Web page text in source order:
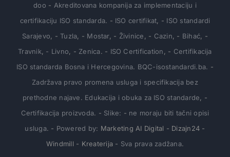
doo - Akreditovana kompanija za implementaciju i
certifikaciju ISO standarda. - ISO certifikat, - ISO standardi
Sarajevo, - Tuzla, - Mostar, - Živinice, - Cazin, - Bihać, -
Travnik, - Livno, - Zenica. - ISO Certification, - Certifikacija
ISO standarda Bosna i Hercegovina. BQC-isostandardi.ba. -
Zadržava pravo promena usluga i specifikacija bez
prethodne najave. Edukacija i obuka za ISO standarde, -
Certifikacija proizvoda. - Slike: - ne moraju biti tačni opisi
usluga. - Powered by: Marketing AI Digital - Dizajn24 -
Windmill - Kreaterija - Sva prava zadžana.